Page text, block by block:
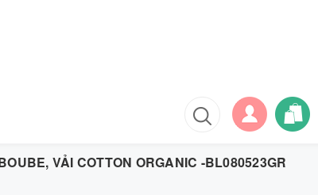
VẢI COTTON ORGANIC -BL080523GR